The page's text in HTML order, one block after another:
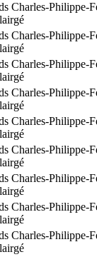
Charles-Philippe-
Charles-Philippe-
Charles-Philippe-
Charles-Philippe-
Charles-Philippe-
Charles-Philippe-
Charles-Philippe-
Charles-Philippe-
Charles-Philippe-